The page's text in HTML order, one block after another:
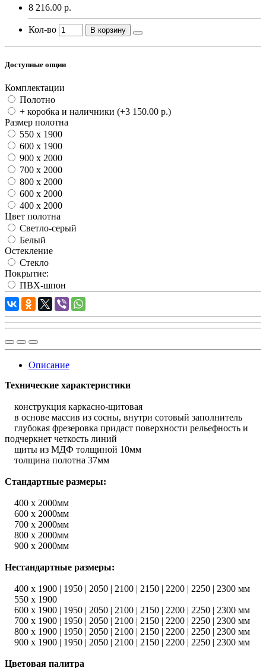
8 216.00 р.
Кол-во В корзину
Доступные опции
Комплектации
Полотно
+ коробка и наличники (+3 150.00 р.)
Размер полотна
550 x 1900
600 x 1900
900 x 2000
700 x 2000
800 x 2000
600 x 2000
400 x 2000
Цвет полотна
Светло-серый
Белый
Остекление
Стекло
Покрытие:
ПВХ-шпон
Описание
Технические характеристики
конструкция каркасно-щитовая
в основе массив из сосны, внутри сотовый заполнитель
глубокая фрезеровка придаст поверхности рельефность и
подчеркнет четкость линий
щиты из МДФ толщиной 10мм
толщина полотна 37мм
Стандартные размеры:
400 х 2000мм
600 х 2000мм
700 х 2000мм
800 х 2000мм
900 х 2000мм
Нестандартные размеры:
400 х 1900 | 1950 | 2050 | 2100 | 2150 | 2200 | 2250 | 2300 мм
550 х 1900
600 х 1900 | 1950 | 2050 | 2100 | 2150 | 2200 | 2250 | 2300 мм
700 х 1900 | 1950 | 2050 | 2100 | 2150 | 2200 | 2250 | 2300 мм
800 х 1900 | 1950 | 2050 | 2100 | 2150 | 2200 | 2250 | 2300 мм
900 х 1900 | 1950 | 2050 | 2100 | 2150 | 2200 | 2250 | 2300 мм
Цветовая палитра